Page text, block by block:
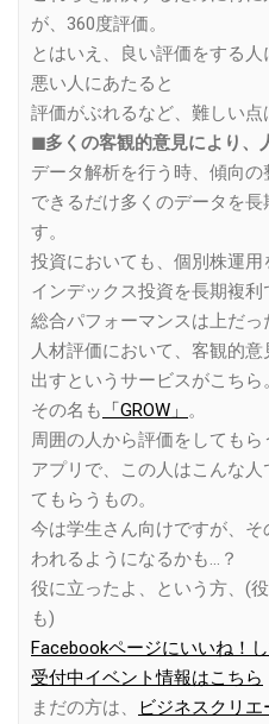
が、360度評価。
とはいえ、良い評価をする
悪い人にあたると
評価がぶれるなど、難しい点
◼︎多くの客観的意見により、
データ解析を行う時、傾向
できるだけ多くのデータを
す。
投資においても、個別株運
インデックス投資を長期複利
総合パフォーマンスは上だっ
人材評価において、客観的
出すというサービスがこちら。
その名も
「GROW」 。
周囲の人から評価をしてもら
アプリで、この人はこんな
てもらうもの。
今は学生さん向けですが、
われるようになるかも…？
役に立ったよ、という方、(
も)
Facebookページにいいね！
受付中イベント情報はこちら
まだの方は、
ビジネスクリ